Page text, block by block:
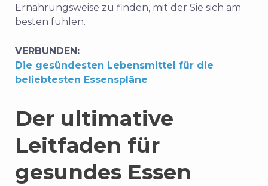
Ernährungsweise zu finden, mit der Sie sich am
besten fühlen.
VERBUNDEN:
Die gesündesten Lebensmittel für die
beliebtesten Essenspläne
Der ultimative
Leitfaden für
gesundes Essen